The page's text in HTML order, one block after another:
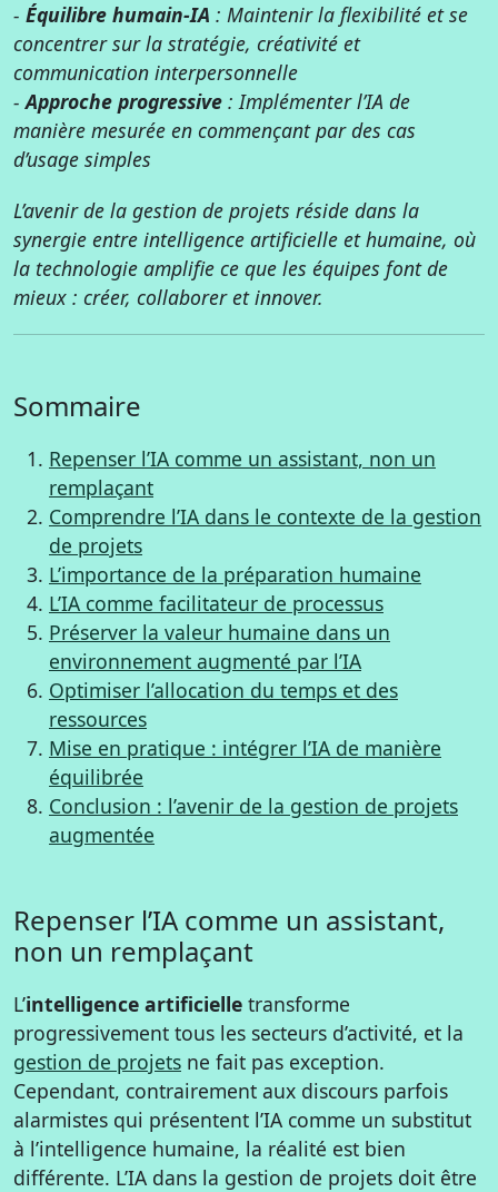
- Équilibre humain-IA : Maintenir la flexibilité et se
concentrer sur la stratégie, créativité et
communication interpersonnelle
-Approche progressive : Implémenter l’IA de
manière mesurée en commençant par des cas
d’usage simples
L’avenir de la gestion de projets réside dans la
synergie entre intelligence artificielle et humaine, où
la technologie amplifie ce que les équipes font de
mieux : créer, collaborer et innover.
Sommaire
Repenser l’IA comme un assistant, non un
remplaçant
Comprendre l’IA dans le contexte de la gestion
de projets
L’importance de la préparation humaine
L’IA comme facilitateur de processus
Préserver la valeur humaine dans un
environnement augmenté par l’IA
Optimiser l’allocation du temps et des
ressources
Mise en pratique : intégrer l’IA de manière
équilibrée
Conclusion : l’avenir de la gestion de projets
augmentée
Repenser l’IA comme un assistant,
non un remplaçant
L’intelligence artificielle transforme
progressivement tous les secteurs d’activité, et la
gestion de projets ne fait pas exception.
Cependant, contrairement aux discours parfois
alarmistes qui présentent l’IA comme un substitut
à l’intelligence humaine, la réalité est bien
différente. L’IA dans la gestion de projets doit être